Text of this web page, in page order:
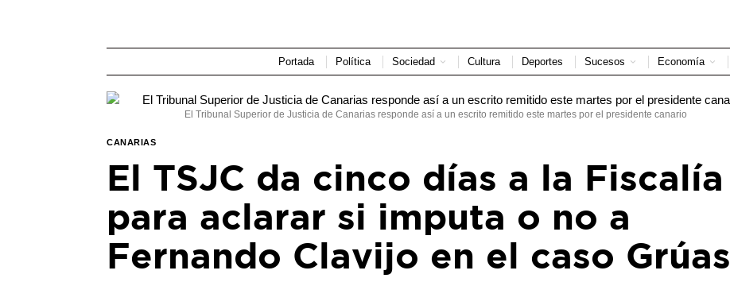
Portada Política Sociedad Cultura Deportes Sucesos Economía
El Tribunal Superior de Justicia de Canarias responde así a un escrito remitido este martes por el presidente canario
CANARIAS
El TSJC da cinco días a la Fiscalía
para aclarar si imputa o no a
Fernando Clavijo en el caso Grúas